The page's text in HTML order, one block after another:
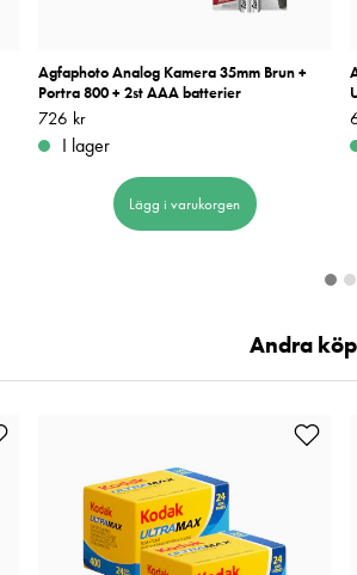
Agfaphoto Analog Kamera 35mm Brun +
Portra 800 + 2st AAA batterier
Pris: 726 kr
726 kr
I lager
Lägg i varukorgen
Andra